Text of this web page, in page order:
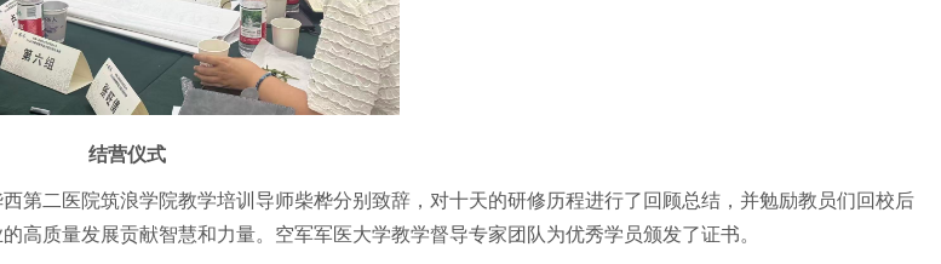
结营仪式
第二医院筑浪学院教学培训导师柴桦分别致辞，对十天的研修历程进行了回顾总结，并勉励教员们回校后
质量发展贡献智慧和力量。空军军医大学教学督导专家团队为优秀学员颁发了证书。